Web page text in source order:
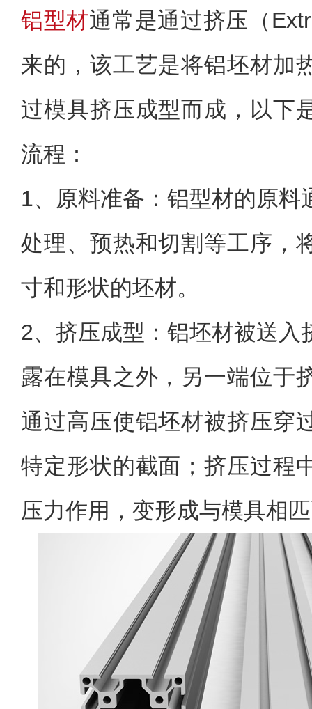
铝型材通常是通过挤压（
来的，该工艺是将铝坯材加
过模具挤压成型而成，以下
流程：
1、
原料准备：铝型材的原料
处理、预热和切割等工序，
寸和形状的坯材。
2、 挤压成型：铝坯材被送入
露在模具之外，另一端位于
通过高压使铝坯材被挤压穿
特定形状的截面；挤压过程
压力作用，变形成与模具相